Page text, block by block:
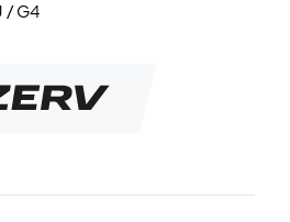
/ G4